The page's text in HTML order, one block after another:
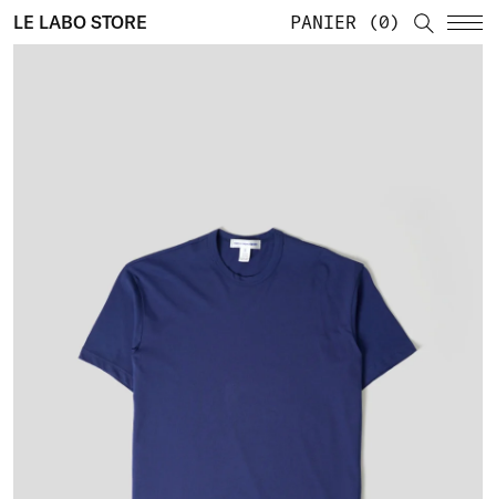
LE LABO STORE PANIER 0